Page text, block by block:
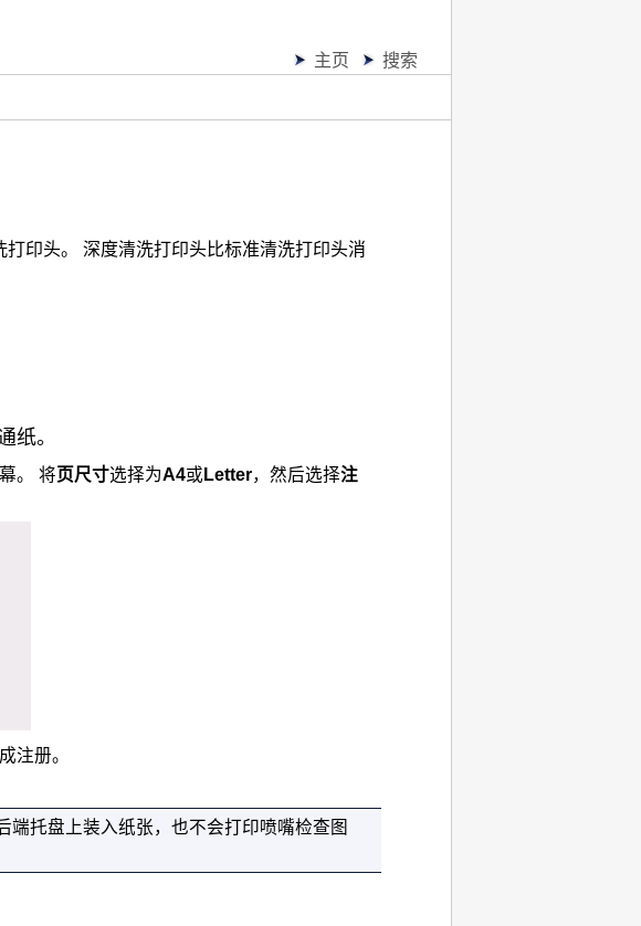
主页
搜索
打印头。 深度清洗打印头比标准清洗打印头消
纸。
。 将页尺寸选择为A4或 Letter，然后选择注
注册。
端托盘 上装入纸张，也不会打印喷嘴检查图